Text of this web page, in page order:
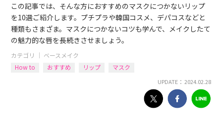
この記事では、そんな方におすすめのマスクにつかないリップ
を10選ご紹介します。プチプラや韓国コスメ、デパコスなどと
種類もさまざま。マスクにつかないコツも学んで、メイクしたて
の魅力的な唇を長続きさせましょう。
カテゴリ ｜ ベースメイク
How to
おすすめ リップ マスク
UPDATE： 2024.02.28